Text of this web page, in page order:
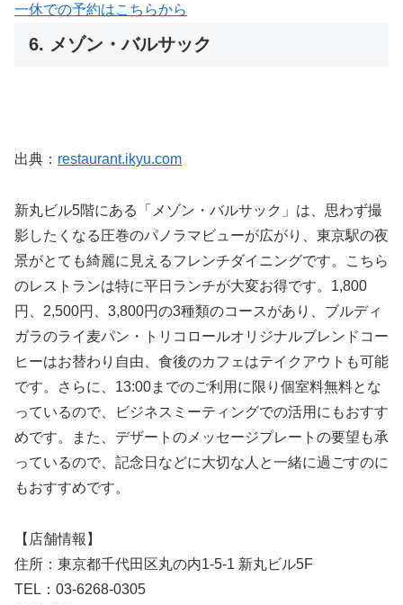
一休での予約はこちらから
6. メゾン・バルサック
出典： restaurant.ikyu.com
新丸ビル5階にある「メゾン・バルサック」は、思わず撮
影したくなる圧巻のパノラマビューが広がり、東京駅の夜
景がとても綺麗に見えるフレンチダイニングです。こちら
のレストランは特に平日ランチが大変お得です。1,800
円、2,500円、3,800円の3種類のコースがあり、ブルディ
ガラのライ麦パン・トリコロールオリジナルブレンドコー
ヒーはお替わり自由、食後のカフェはテイクアウトも可能
です。さらに、13:00までのご利用に限り個室料無料とな
っているので、ビジネスミーティングでの活用にもおすす
めです。また、デザートのメッセージプレートの要望も承
っているので、記念日などに大切な人と一緒に過ごすのに
もおすすめです。
【店舗情報】
住所：東京都千代田区丸の内1-5-1 新丸ビル5F
TEL：03-6268-0305